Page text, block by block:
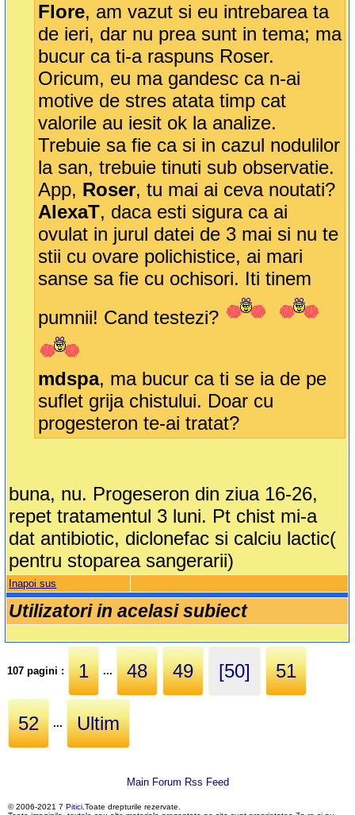
Flore, am vazut si eu intrebarea ta
de ieri, dar nu prea sunt in tema; ma
bucur ca ti-a raspuns Roser.
Oricum, eu ma gandesc ca n-ai
motive de stres atata timp cat
valorile au iesit ok la analize.
Trebuie sa fie ca si in cazul nodulilor
la san, trebuie tinuti sub observatie.
App, Roser, tu mai ai ceva noutati?
AlexaT, daca esti sigura ca ai
ovulat in jurul datei de 3 mai si nu te
stii cu ovare polichistice, ai mari
sanse sa fie cu ochisori. Iti tinem
pumnii! Cand testezi?
mdspa, ma bucur ca ti se ia de pe
suflet grija chistului. Doar cu
progesteron te-ai tratat?
buna, nu. Progeseron din ziua 16-26,
repet tratamentul 3 luni. Pt chist mi-a
dat antibiotic, diclonefac si calciu lactic(
pentru stoparea sangerarii)
Inapoi sus
Utilizatori in acelasi subiect
107 pagini : 1 ... 48 49 [50] 51
52 ... Ultim
Main Forum Rss Feed
© 2006-2021 7 Pitici.Toate drepturile rezervate.